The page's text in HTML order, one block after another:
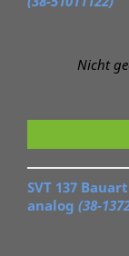
Nicht
SVT 137
analog (38-